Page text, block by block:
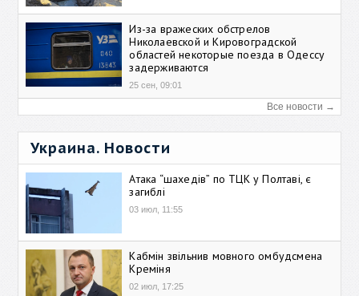
Из-за вражеских обстрелов
Николаевской и Кировоградской
областей некоторые поезда в Одессу
задерживаются
25 сен, 09:01
Все новости →
Украина. Новости
Атака “шахедів” по ТЦК у Полтаві, є
загиблі
03 июл, 11:55
Кабмін звільнив мовного омбудсмена
Креміня
02 июл, 17:25